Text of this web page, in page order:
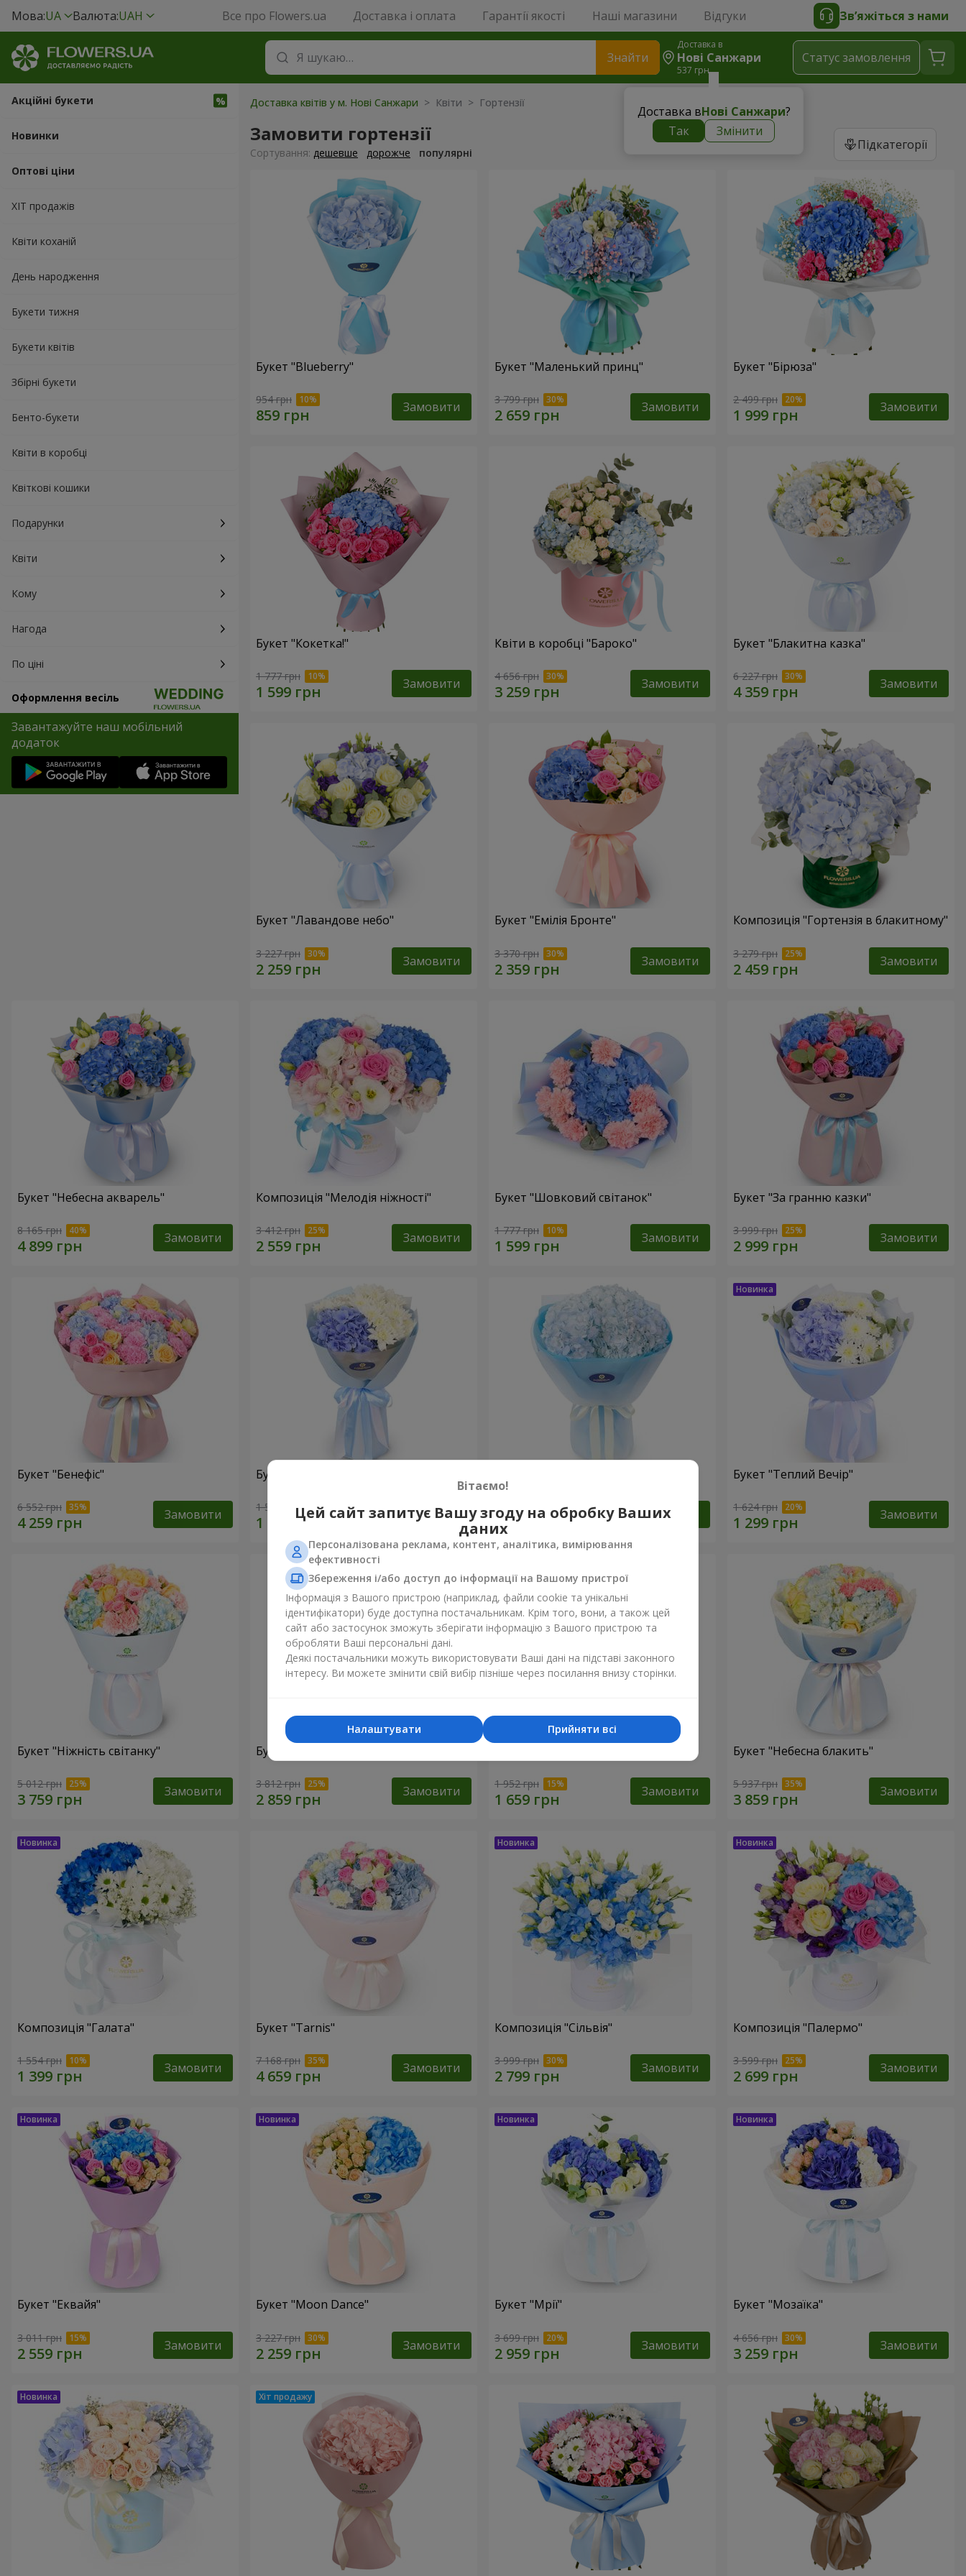
Мова:UA Валюта:UAH Все про Flowers.ua Доставка і оплата Гарантії якості Наші магазини Відгуки Зв’яжіться з нами
Знайти
Доставка в
Нові Санжари
537 грн
Доставка вНові Санжари?
Так
Змінити
Статус замовлення
Акційні букети
Новинки
Оптові ціни
ХІТ продажів
Квіти коханій
День народження
Букети тижня
Букети квітів
Збірні букети
Бенто-букети
Квіти в коробці
Квіткові кошики
Подарунки
Квіти
Кому
Нагода
По ціні
Оформлення весіль
Завантажуйте наш мобільний
додаток
Доставка квітів у м. Нові Санжари > Квіти > Гортензії
Замовити гортензії Підкатегорії
Сортування: дешевше дорожче популярні
Букет "Blueberry"
954 грн Замовити
Букет "Маленький принц"
3 799 грн Замовити
Букет "Бірюза"
2 499 грн Замовити
Букет "Кокетка!"
1 777 грн Замовити
Квіти в коробці "Бароко"
4 656 грн Замовити
Букет "Блакитна казка"
6 227 грн Замовити
Букет "Лавандове небо"
3 227 грн Замовити
Букет "Емілія Бронте"
3 370 грн Замовити
Композиція "Гортензія в блакитному"
3 279 грн Замовити
Букет "Небесна акварель"
8 165 грн Замовити
Композиція "Мелодія ніжності"
3 412 грн Замовити
Букет "Шовковий світанок"
1 777 грн Замовити
Букет "За гранню казки"
3 999 грн Замовити
Букет "Бенефіс"
6 552 грн Замовити
Букет "Радість моя"
1 528 грн Замовити 3 999 грн Замовити
Букет "Теплий Вечір"
1 624 грн Замовити
Букет "Ніжність світанку"
5 012 грн Замовити
Букет "Натхнення синяви"
3 812 грн Замовити 1 952 грн Замовити
Букет "Небесна блакить"
5 937 грн Замовити
Композиція "Галата"
1 554 грн Замовити
Букет "Tarnis"
7 168 грн Замовити
Композиція "Сільвія"
3 999 грн Замовити
Композиція "Палермо"
3 599 грн Замовити
Букет "Еквайя"
3 011 грн Замовити
Букет "Moon Dance"
3 227 грн Замовити
Букет "Мрії"
3 699 грн Замовити
Букет "Мозаїка"
4 656 грн Замовити
Вітаємо!
Цей сайт запитує Вашу згоду на обробку Ваших
даних
Персоналізована реклама, контент, аналітика, вимірювання
ефективності
Збереження і/або доступ до інформації на Вашому пристрої
Інформація з Вашого пристрою (наприклад, файли cookie та унікальні
ідентифікатори) буде доступна постачальникам. Крім того, вони, а також цей
сайт або застосунок зможуть зберігати інформацію з Вашого пристрою та
обробляти Ваші персональні дані.
Деякі постачальники можуть використовувати Ваші дані на підставі законного
інтересу. Ви можете змінити свій вибір пізніше через посилання внизу сторінки.
Прийняти всі
Налаштувати